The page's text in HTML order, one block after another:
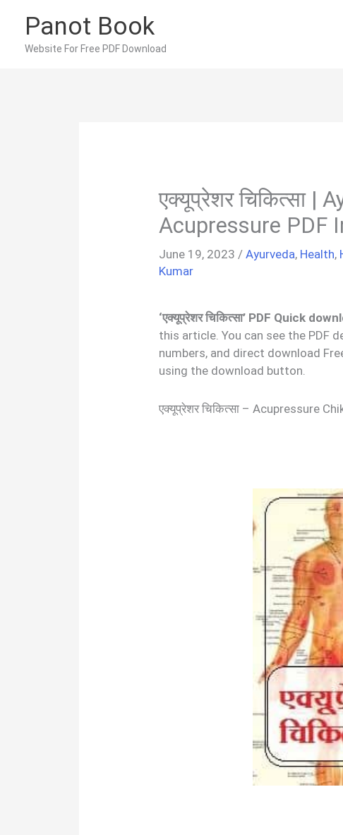
content
Panot Book
Website For Free PDF Download
एक्यूप्रेशर चिकित्सा |
Acupressure PDF
June 19, 2023 /Ayurveda, Health,
Kumar
‘एक्यूप्रेशर चिकित्सा’ PDF Quick
this article. You can see the PDF
numbers, and direct download
using the download button.
एक्यूप्रेशर चिकित्सा – Acupressure